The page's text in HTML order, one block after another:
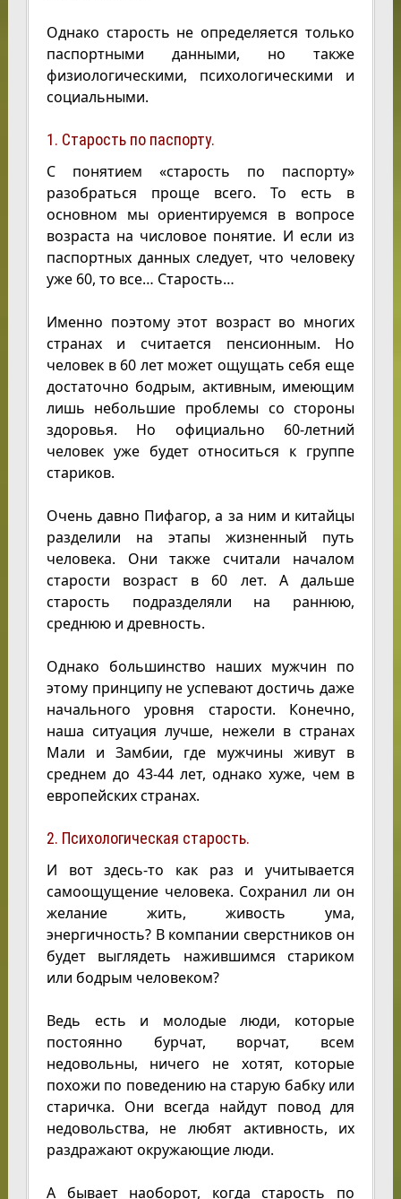
Однако старость не определяется только
паспортными данными, но также
физиологическими, психологическими и
социальными.
1. Старость по паспорту.
С понятием «старость по паспорту»
разобраться проще всего. То есть в
основном мы ориентируемся в вопросе
возраста на числовое понятие. И если из
паспортных данных следует, что человеку
уже 60, то все… Старость…
Именно поэтому этот возраст во многих
странах и считается пенсионным. Но
человек в 60 лет может ощущать себя еще
достаточно бодрым, активным, имеющим
лишь небольшие проблемы со стороны
здоровья. Но официально 60-летний
человек уже будет относиться к группе
стариков.
Очень давно Пифагор, а за ним и китайцы
разделили на этапы жизненный путь
человека. Они также считали началом
старости возраст в 60 лет. А дальше
старость подразделяли на раннюю,
среднюю и древность.
Однако большинство наших мужчин по
этому принципу не успевают достичь даже
начального уровня старости. Конечно,
наша ситуация лучше, нежели в странах
Мали и Замбии, где мужчины живут в
среднем до 43-44 лет, однако хуже, чем в
европейских странах.
2. Психологическая старость.
И вот здесь-то как раз и учитывается
самоощущение человека. Сохранил ли он
желание жить, живость ума,
энергичность? В компании сверстников он
будет выглядеть нажившимся стариком
или бодрым человеком?
Ведь есть и молодые люди, которые
постоянно бурчат, ворчат, всем
недовольны, ничего не хотят, которые
похожи по поведению на старую бабку или
старичка. Они всегда найдут повод для
недовольства, не любят активность, их
раздражают окружающие люди.
А бывает наоборот, когда старость по